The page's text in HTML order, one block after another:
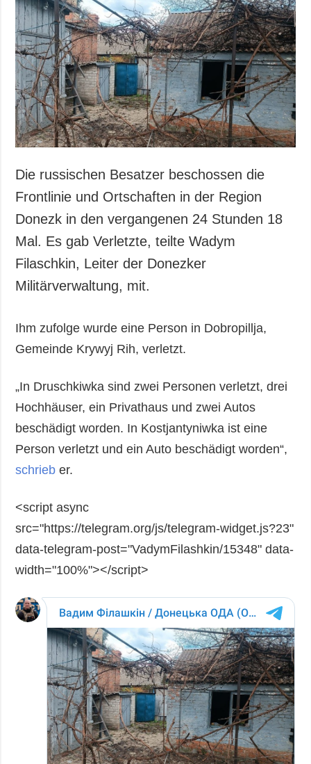
Die russischen Besatzer beschossen die
Frontlinie und Ortschaften in der Region
Donezk in den vergangenen 24 Stunden 18
Mal. Es gab Verletzte, teilte Wadym
Filaschkin, Leiter der Donezker
Militärverwaltung, mit.
Ihm zufolge wurde eine Person in Dobropillja,
Gemeinde Krywyj Rih, verletzt.
„In Druschkiwka sind zwei Personen verletzt, drei
Hochhäuser, ein Privathaus und zwei Autos
beschädigt worden. In Kostjantyniwka ist eine
Person verletzt und ein Auto beschädigt worden“,
schrieb er.
<script async
src="https://telegram.org/js/telegram-widget.js?23"
data-telegram-post="VadymFilashkin/15348" data-
width="100%"></script>